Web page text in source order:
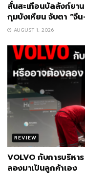
สั่นสะเทือนบัลลังก์ยา
กุมบังเหียน จับตา “จี
AUGUST 1, 2026
REVIEW
VOLVO กับการบริหา
ลองมาเป็นลูกค้าเอง